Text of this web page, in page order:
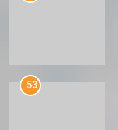
53